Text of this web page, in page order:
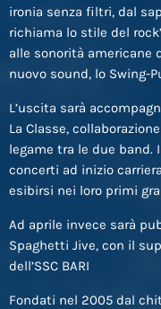
ironia senza filtri, dal
richiama lo stile del
alle sonorità americane
nuovo sound, lo Swing-
L’uscita sarà
La Classe,
legame tra le due band.
concerti ad inizio
esibirsi nei loro primi
Ad aprile invece sarà
Spaghetti Jive, con il
dell’SSC BARI
Fondati nel 2005 dal